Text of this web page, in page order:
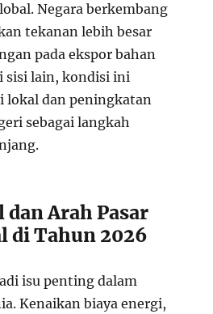
Negara berkembang
tekanan lebih besar
pada ekspor bahan
sisi lain, kondisi ini
lokal dan peningkatan
sebagai langkah
Arah Pasar
di Tahun 2026
isu penting dalam
Kenaikan biaya energi,